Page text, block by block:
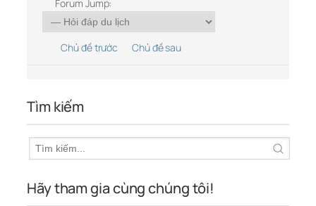
Forum Jump:
Chủ đề trước Chủ đề sau
Tìm kiếm
Hãy tham gia cùng chúng tôi!